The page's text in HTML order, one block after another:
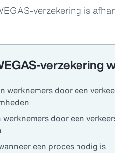
verzekering is
verzekering
werknemers door een
werknemers door een
een proces nodig is